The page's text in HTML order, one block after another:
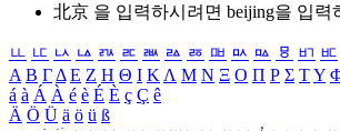
北京 을 입력하시려면 beijing을 입력
ㅥ ㅦ ㅧ ㅨ ㅩ ㅪ ㅫ ㅬ ㅭ ㅮ ㅯ ㅰ ㅱ ㅲ ㅳ
Α Β ΓΔ Ε Ζ Η Θ Ι ΚΛ Μ Ν Ξ Ο Π Ρ Σ ΤΥ
á à Á À é è É È ç Ç ê
Ä Ö Ü ä ö ü ß